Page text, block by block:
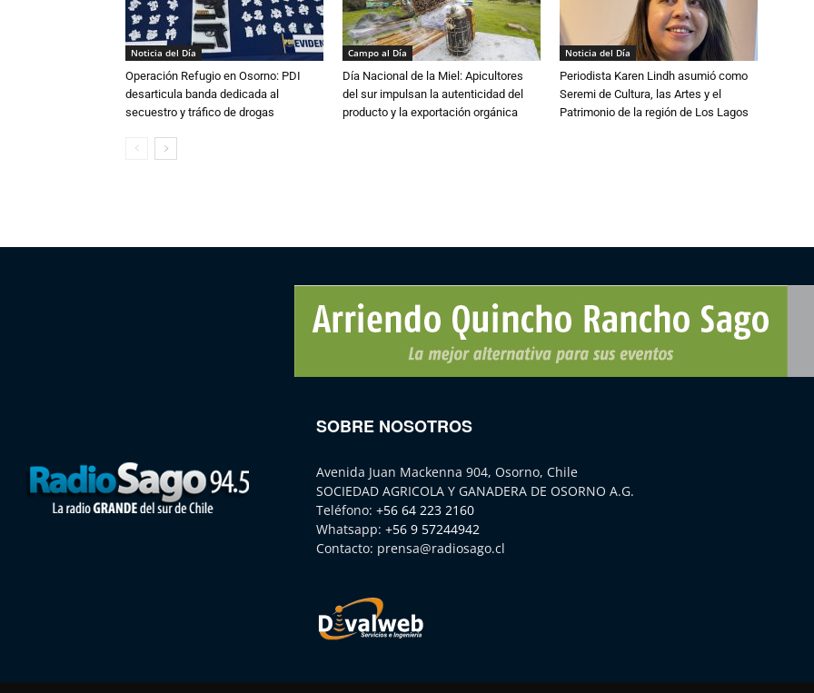
Noticia del Día
Operación Refugio en Osorno: PDI
desarticula banda dedicada al
secuestro y tráfico de drogas
Campo al Día
Día Nacional de la Miel: Apicultores
del sur impulsan la autenticidad del
producto y la exportación orgánica
Noticia del Día
Periodista Karen Lindh asumió como
Seremi de Cultura, las Artes y el
Patrimonio de la región de Los Lagos
SOBRE NOSOTROS
Avenida Juan Mackenna 904, Osorno, Chile
SOCIEDAD AGRICOLA Y GANADERA DE OSORNO A.G.
Teléfono: +56 64 223 2160
Whatsapp: +56 9 57244942
Contacto: prensa@radiosago.cl